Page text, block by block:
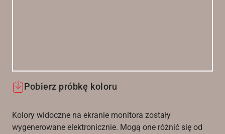
Pobierz próbkę koloru
Kolory widoczne na ekranie monitora zostały
wygenerowane elektronicznie. Mogą one różnić się od